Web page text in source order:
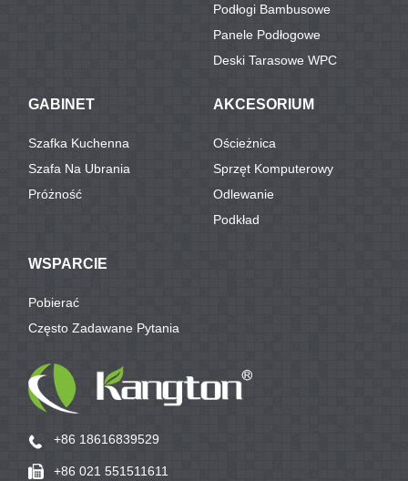
Podłogi Bambusowe
Panele Podłogowe
Deski Tarasowe WPC
GABINET
Szafka Kuchenna
Szafa Na Ubrania
Próżność
AKCESORIUM
Ościeżnica
Sprzęt Komputerowy
Odlewanie
Podkład
WSPARCIE
Pobierać
Często Zadawane Pytania
+86 18616839529
+86 021 551511611